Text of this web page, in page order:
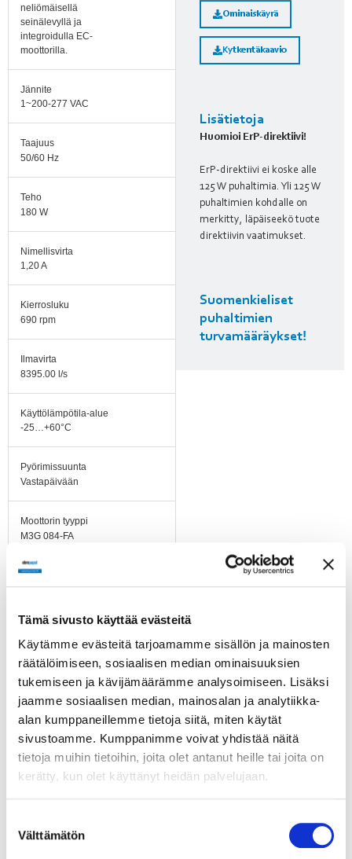
Tämä sivusto käyttää evästeitä
Käytämme evästeitä tarjoamamme sisällön ja mainosten
räätälöimiseen, sosiaalisen median ominaisuuksien
tukemiseen ja kävijämäärämme analysoimiseen. Lisäksi
jaamme sosiaalisen median, mainosalan ja analytiikka-
alan kumppaneillemme tietoja siitä, miten käytät
sivustoamme. Kumppanimme voivat yhdistää näitä
tietoja muihin tietoihin, joita olet antanut heille tai joita on
kerätty, kun olet käyttänyt heidän palvelujaan.
valinta
Välttämätön
neliömäisellä
seinälevyllä ja
integroidulla EC-
moottorilla.
Jännite
1~200-277 VAC
Taajuus
50/60 Hz
Teho
180 W
Nimellisvirta
1,20 A
Kierrosluku
690 rpm
Ilmavirta
8395.00 l/s
Käyttölämpötila-alue
-25…+60°C
Pyörimissuunta
Vastapäivään
Moottorin tyyppi
M3G 084-FA
Moottorin malli
Energiaasäästävä EC-
elektroniikalla. Mustassa
kondenssireiät.
Moottorisuoja / Suoja
Moottorin ja elektroniikan
ylikuumenemissuoja,
roottorin lukkiutumisen
esto, pehmeäkäynnistys.
Suojausluokka
Moottorin eristysluokka
Ominaiskäyrä
Kytkentäkaavio
Lisätietoja
Huomioi ErP-direktiivi!
ErP-direktiivi ei koske alle
125 W puhaltimia. Yli 125 W
puhaltimien kohdalle on
merkitty, läpäiseekö tuote
direktiivin vaatimukset.
Suomenkieliset
puhaltimien
turvamääräykset!